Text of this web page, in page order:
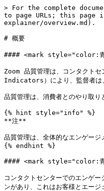
> For the complete
to page URLs; this page
explainer/overview.md).
# 概要
#### <mark style="color:青;">
Zoom 品質管理は、コンタクト
Indicators）により、監督者は、
品質管理は、消費者とのやり取り
{% hint style="info" %}
**注**
品質管理は、全体的なエンゲージ
{% endhint %}
#### <mark style="color:青;">
コンタクトセンターでのエンゲ
ンがあり、これはお客様とエー